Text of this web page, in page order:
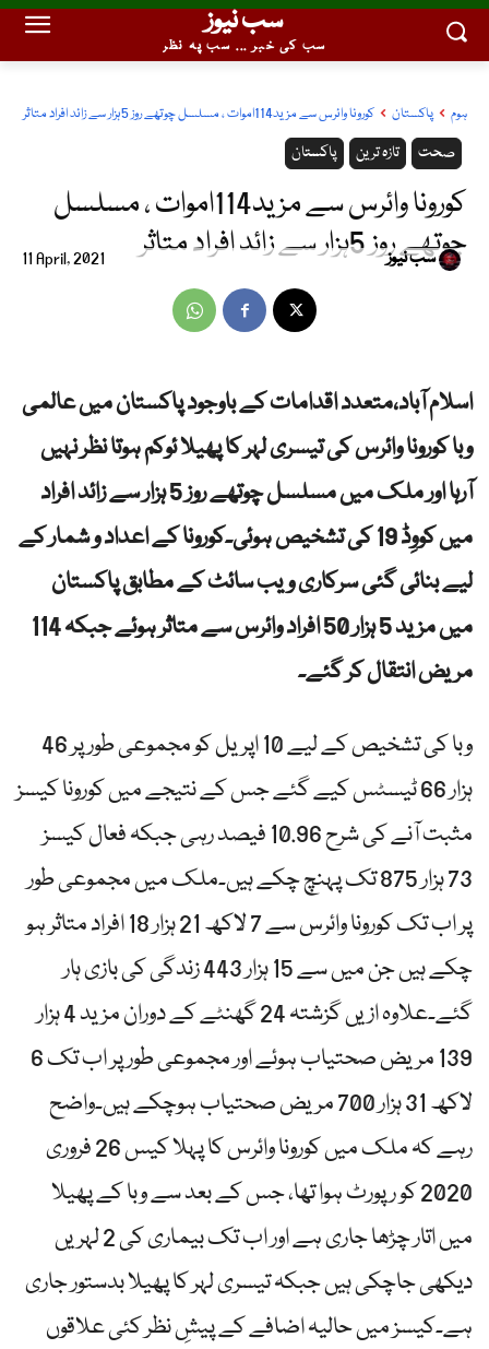
سب نیوز
سب کی خبر ... سب پہ نظر
ہوم پاکستان کورونا وائرس سے مزید114اموات ، مسلسل چوتھے روز 5ہزار سے زائد افراد متاثر
پاکستان تازہ ترین صحت
کورونا وائرس سے مزید114اموات ، مسلسل
چوتھے روز 5ہزار سے زائد افراد متاثر
11 April, 2021 سب نیوز
اسلام آباد،متعدد اقدامات کے باوجود پاکستان میں عالمی
وبا کورونا وائرس کی تیسری لہر کا پھیلا ئوکم ہوتا نظر نہیں
آرہا اور ملک میں مسلسل چوتھے روز 5 ہزار سے زائد افراد
میں کووِڈ 19 کی تشخیص ہوئی۔کورونا کے اعداد و شمار کے
لیے بنائی گئی سرکاری ویب سائٹ کے مطابق پاکستان
میں مزید 5 ہزار 50 افراد وائرس سے متاثر ہوئے جبکہ 114
مریض انتقال کر گئے۔
وبا کی تشخیص کے لیے 10 اپریل کو مجموعی طور پر 46
ہزار 66 ٹیسٹس کیے گئے جس کے نتیجے میں کورونا کیسز
مثبت آنے کی شرح 10.96 فیصد رہی جبکہ فعال کیسز
73 ہزار 875 تک پہنچ چکے ہیں۔ملک میں مجموعی طور
پر اب تک کورونا وائرس سے 7 لاکھ 21 ہزار 18 افراد متاثر ہو
چکے ہیں جن میں سے 15 ہزار 443 زندگی کی بازی ہار
گئے۔علاوہ ازیں گزشتہ 24 گھنٹے کے دوران مزید 4 ہزار
139 مریض صحتیاب ہوئے اور مجموعی طور پر اب تک 6
لاکھ 31 ہزار 700 مریض صحتیاب ہوچکے ہیں۔واضح
رہے کہ ملک میں کورونا وائرس کا پہلا کیس 26 فروری
2020 کو رپورٹ ہوا تھا، جس کے بعد سے وبا کے پھیلا
میں اتار چڑھا جاری ہے اور اب تک بیماری کی 2 لہریں
دیکھی جاچکی ہیں جبکہ تیسری لہر کا پھیلا بدستور جاری
ہے۔کیسز میں حالیہ اضافے کے پیشِ نظر کئی علاقوں